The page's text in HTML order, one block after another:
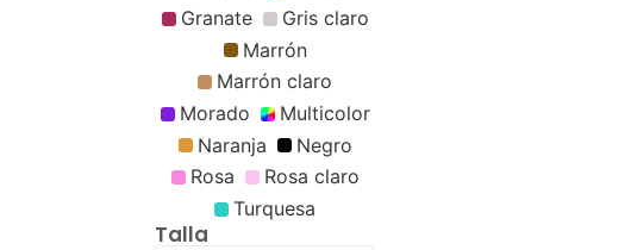
Granate
Gris claro
Marrón
Marrón claro
Morado
Multicolor
Naranja
Negro
Rosa
Rosa claro
Turquesa
Talla